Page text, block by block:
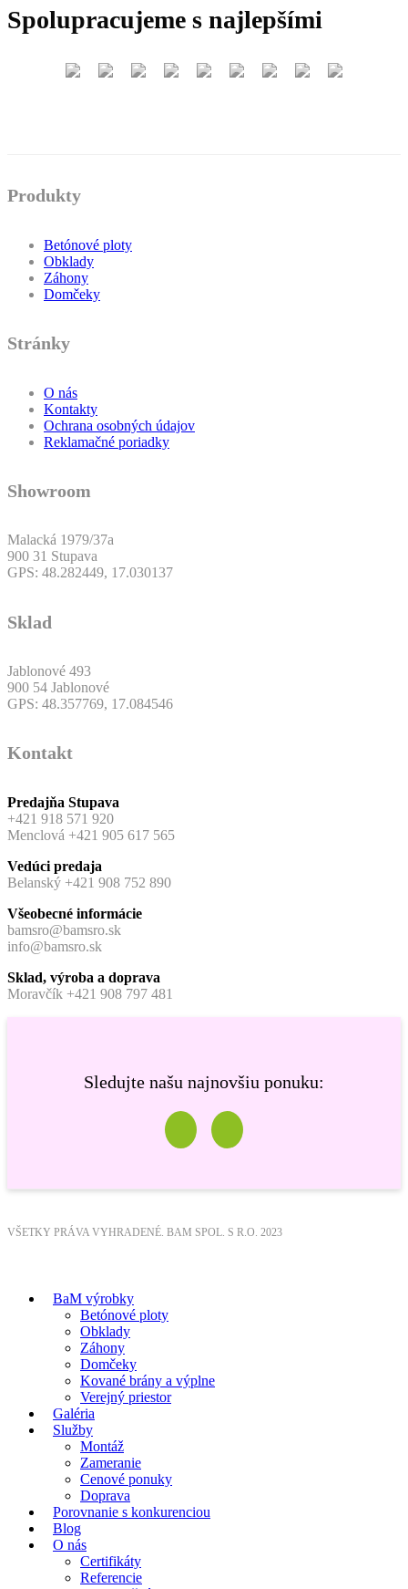
Spolupracujeme s najlepšími
Produkty
Betónové ploty
Obklady
Záhony
Domčeky
Stránky
O nás
Kontakty
Ochrana osobných údajov
Reklamačné poriadky
Showroom
Malacká 1979/37a
900 31 Stupava
GPS: 48.282449, 17.030137
Sklad
Jablonové 493
900 54 Jablonové
GPS: 48.357769, 17.084546
Kontakt
Predajňa Stupava
+421 918 571 920
Menclová +421 905 617 565
Vedúci predaja
Belanský +421 908 752 890
Všeobecné informácie
bamsro@bamsro.sk
info@bamsro.sk
Sklad, výroba a doprava
Moravčík +421 908 797 481
Sledujte našu najnovšiu ponuku:
VŠETKY PRÁVA VYHRADENÉ. BAM SPOL. S R.O. 2023
BaM výrobky
Betónové ploty
Obklady
Záhony
Domčeky
Kované brány a výplne
Verejný priestor
Galéria
Služby
Montáž
Zameranie
Cenové ponuky
Doprava
Porovnanie s konkurenciou
Blog
O nás
Certifikáty
Referencie